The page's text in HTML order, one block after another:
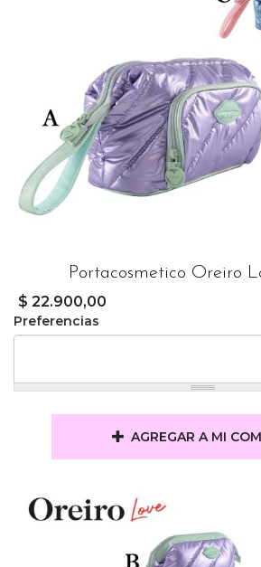
Portacosmetico Oreiro
$ 22.900,00
Preferencias
AGREGAR A MI